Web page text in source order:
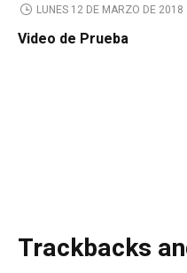
LUNES 12 DE MARZO DE 2018
Video de Prueba
Trackbacks